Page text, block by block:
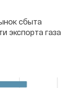
сбыта
экспорта газа